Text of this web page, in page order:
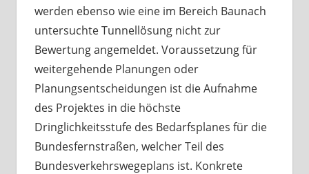
werden ebenso wie eine im Bereich Baunach
untersuchte Tunnellösung nicht zur
Bewertung angemeldet. Voraussetzung für
weitergehende Planungen oder
Planungsentscheidungen ist die Aufnahme
des Projektes in die höchste
Dringlichkeitsstufe des Bedarfsplanes für die
Bundesfernstraßen, welcher Teil des
Bundesverkehrswegeplans ist. Konkrete